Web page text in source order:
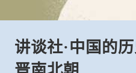
讲谈社·中国的